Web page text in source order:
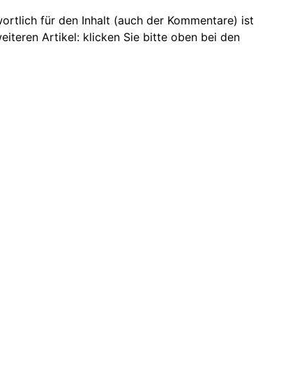
für den Inhalt (auch der Kommentare) ist
Artikel: klicken Sie bitte oben bei den